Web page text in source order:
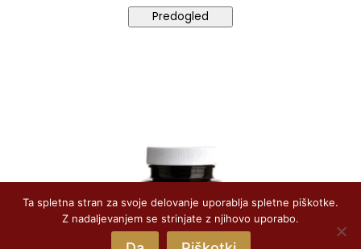
Predogled
Ta spletna stran za svoje delovanje uporablja spletne piškotke.
Z nadaljevanjem se strinjate z njihovo uporabo.